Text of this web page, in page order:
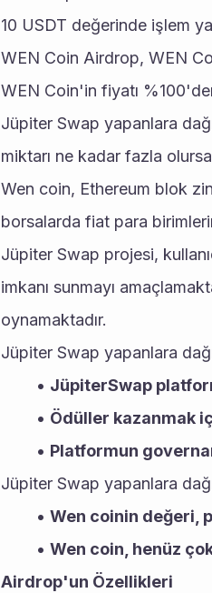
10 USDT değerinde işlem
WEN Coin Airdrop, WEN
WEN Coin'in fiyatı
Jüpiter Swap yapanlara
miktarı ne kadar fazla
Wen coin, Ethereum blok
borsalarda fiat para
Jüpiter Swap projesi,
imkanı sunmayı
oynamaktadır.
Jüpiter Swap yapanlara
JüpiterSwap
Ödüller kazanmak
Platformun
Jüpiter Swap yapanlara
Wen coinin değeri,
Wen coin, henüz
Airdrop'un Özellikleri